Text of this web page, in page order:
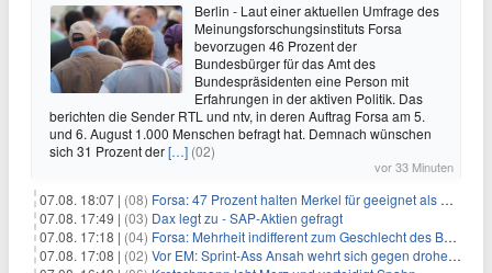
Berlin - Laut einer aktuellen Umfrage des
Meinungsforschungsinstituts Forsa
bevorzugen 46 Prozent der
Bundesbürger für das Amt des
Bundespräsidenten eine Person mit
Erfahrungen in der aktiven Politik. Das
berichten die Sender RTL und ntv, in deren Auftrag Forsa am 5.
und 6. August 1.000 Menschen befragt hat. Demnach wünschen
sich 31 Prozent der[…] (02)
vor 33 Minuten
07.08. 18:07 | (08) Forsa: 47 Prozent halten Merkel für geeignet als Bundespräsidentin
07.08. 17:49 | (03) Dax legt zu - SAP-Aktien gefragt
07.08. 17:18 | (04) Forsa: Mehrheit indifferent zum Geschlecht des Bundespräsidenten
07.08. 17:08 | (02) Vor EM: Sprint-Ass Ansah wehrt sich gegen drohende Sperre